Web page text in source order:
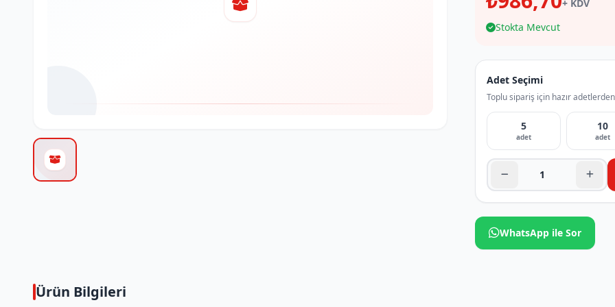
+ KDV
Stokta Mevcut
Adet Seçimi
Toplu sipariş için hazır
5
adet
10
adet
WhatsApp ile Sor
Ürün Bilgileri